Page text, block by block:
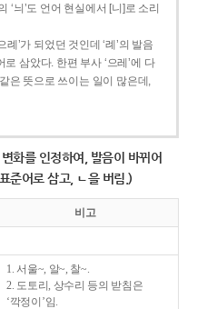
‘늬’도 언어 현실에서 [니]로 소리
례’가 되었던 것인데 ‘례’의 발음
로 삼았다. 한편 부사 ‘으레’에 다
은 뜻으로 쓰이는 일이 많은데,
화를 인정하여, 발음이 바뀌어
준어로 삼고, ㄴ을 버림.)
비고
1. 서울~, 알~, 찰~.
2. 도토리, 상수리 등의 받침은
‘깍정이’임.